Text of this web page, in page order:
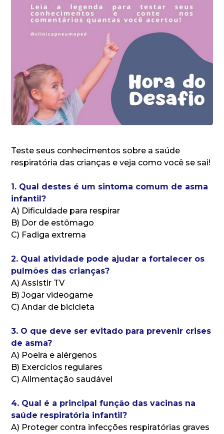
Teste seus conhecimentos sobre a saúde
respiratória das crianças e veja como você se sai!
1. Qual destes é um sintoma comum de asma
infantil?
A) Dificuldade para respirar
B) Dor de estômago
C) Fadiga extrema
2. Qual atividade pode ajudar a fortalecer os
pulmões das crianças?
A) Assistir TV
B) Jogar videogame
C) Andar de bicicleta
3. O que deve ser evitado para prevenir crises
de asma?
A) Poeira e alérgenos
B) Exercícios regulares
C) Alimentação saudável
4. Qual é a principal função das vacinas na
saúde respiratória infantil?
A) Proteger contra infecções respiratórias graves